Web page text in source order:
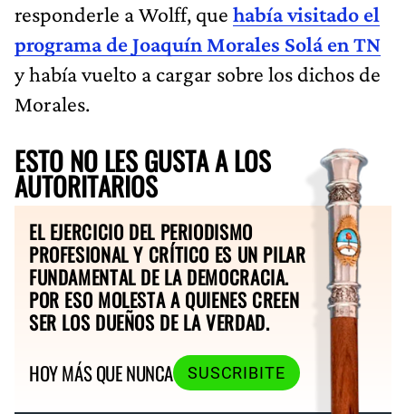
responderle a Wolff, que había visitado el
programa de Joaquín Morales Solá en TN
y había vuelto a cargar sobre los dichos de
Morales.
ESTO NO LES GUSTA A LOS
AUTORITARIOS
EL EJERCICIO DEL PERIODISMO
PROFESIONAL Y CRÍTICO ES UN PILAR
FUNDAMENTAL DE LA DEMOCRACIA.
POR ESO MOLESTA A QUIENES CREEN
SER LOS DUEÑOS DE LA VERDAD.
HOY MÁS QUE NUNCA
SUSCRIBITE